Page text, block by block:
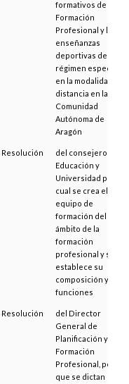
formativos de
Formación
Profesional y las
enseñanzas
deportivas de
régimen especial
en la modalidad a
distancia en la
Comunidad
Autónoma de
Aragón
Resolución
del consejero de
Educación y
Universidad por la
cual se crea el
equipo de
formación del
ámbito de la
formación
profesional y se
establece su
composición y
funciones
Resolución
del Director
General de
Planificación y
Formación
Profesional, por la
que se dictan